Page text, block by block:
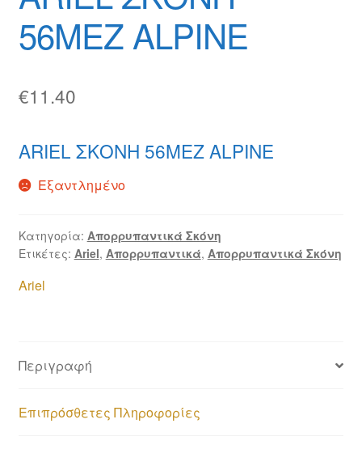
56MEZ ALPINE
€11.40
ARIEL ΣΚΟΝΗ 56MEZ ALPINE
Εξαντλημένο
Κατηγορία: Απορρυπαντικά Σκόνη
Ετικέτες: Ariel, Απορρυπαντικά, Απορρυπαντικά Σκόνη
Ariel
Περιγραφή
Επιπρόσθετες Πληροφορίες